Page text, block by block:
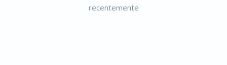
recentemente